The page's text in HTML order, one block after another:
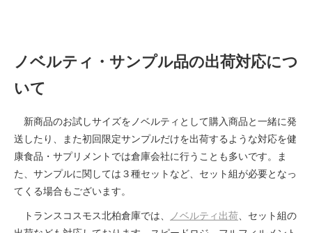
ノベルティ・サンプル品の出荷対応につ
いて
新商品のお試しサイズをノベルティとして購入商品と一緒に発
送したり、また初回限定サンプルだけを出荷するような対応を健
康食品・サプリメントでは倉庫会社に行うことも多いです。ま
た、サンプルに関しては３種セットなど、セット組が必要となっ
てくる場合もございます。
トランスコスモス北柏倉庫では、 ノベルティ出荷 、セット組の